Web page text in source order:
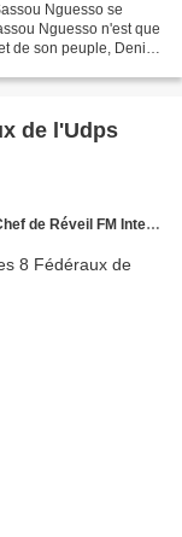
Nguesso se
Nguesso n'est que
de son peuple, Denis
de l'Udps
Réveil FM International